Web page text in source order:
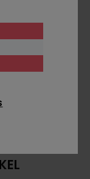
% recyceltes